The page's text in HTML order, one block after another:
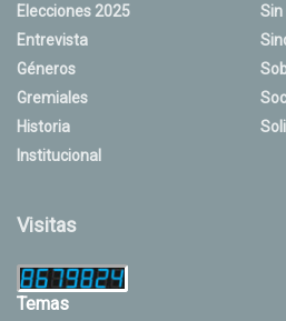
Elecciones 2025
Entrevista
Géneros
Gremiales
Historia
Institucional
Sin
Visitas
Temas